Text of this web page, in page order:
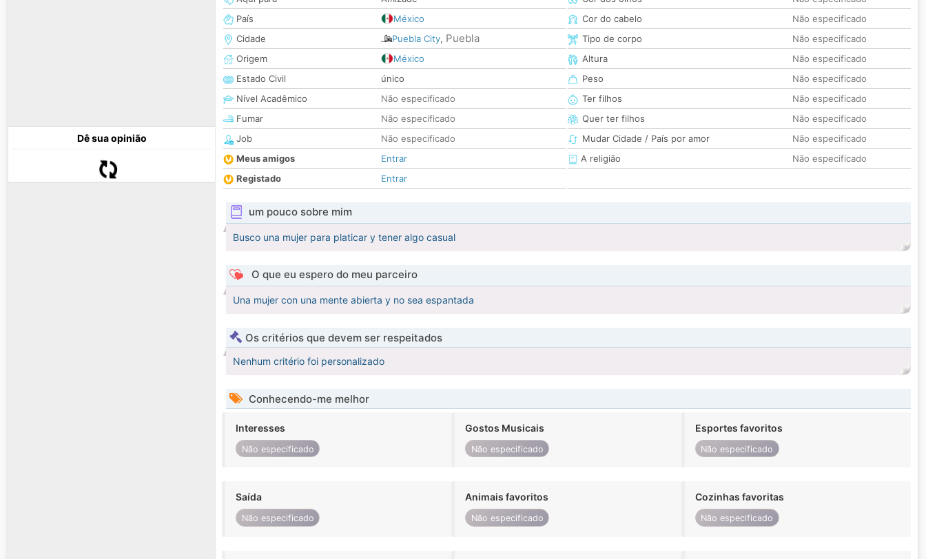
Dê sua opinião
País
México
Cidade
Puebla City, Puebla
Origem
México
Estado Civil
único
Nível Acadêmico
Não especificado
Fumar
Não especificado
Job
Não especificado
Meus amigos
Entrar
Registado
Entrar
Cor do cabelo
Não especificado
Tipo de corpo
Não especificado
Altura
Não especificado
Peso
Não especificado
Ter filhos
Não especificado
Quer ter filhos
Não especificado
Mudar Cidade / País por amor
Não especificado
A religião
Não especificado
um pouco sobre mim
Busco una mujer para platicar y tener algo casual
O que eu espero do meu parceiro
Una mujer con una mente abierta y no sea espantada
Os critérios que devem ser respeitados
Nenhum critério foi personalizado
Conhecendo-me melhor
Interesses
Não especificado
Gostos Musicais
Não especificado
Esportes favoritos
Não especificado
Saída
Não especificado
Animais favoritos
Não especificado
Cozinhas favoritas
Não especificado